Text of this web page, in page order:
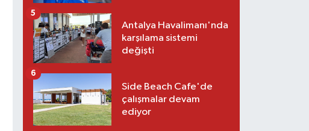
Antalya Havalimanı'nda
karşılama sistemi
değişti
5
Side Beach Cafe'de
çalışmalar devam
ediyor
6